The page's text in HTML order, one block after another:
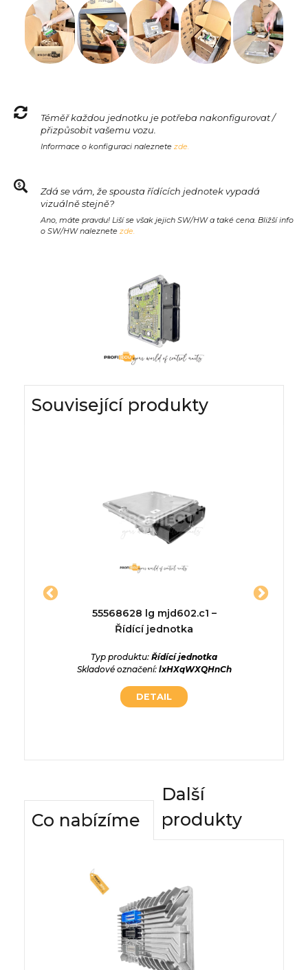
Téměř každou jednotku je potřeba nakonfigurovat /
přizpůsobit vašemu vozu.
Informace o konfiguraci naleznete zde.
Zdá se vám, že spousta řídících jednotek vypadá
vizuálně stejně?
Ano, máte pravdu! Liší se však jejich SW/HW a také cena. Bližší info
o SW/HW naleznete zde.
Související produkty
55568628 lg mjd602.c1 –
Řídící jednotka
Typ produktu: Řídící jednotka
Skladové označení: lxHXqWXQHnCh
DETAIL
Co nabízíme
Další
produkty